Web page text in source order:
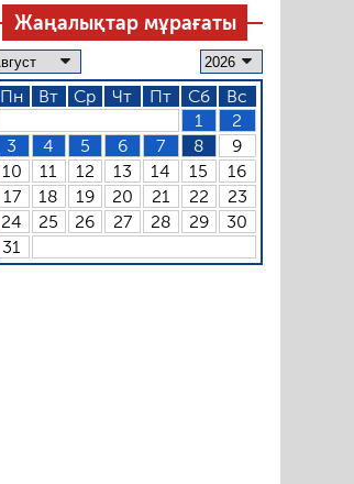
Жаңалықтар мұрағаты
Пн Вт Ср Чт Пт Сб
Вс
1
2
3
4 5 6 7 8
9
10
11 12 13 14 15
16
17
18 19 20 21 22
23
24
25 26 27 28 29
30
31